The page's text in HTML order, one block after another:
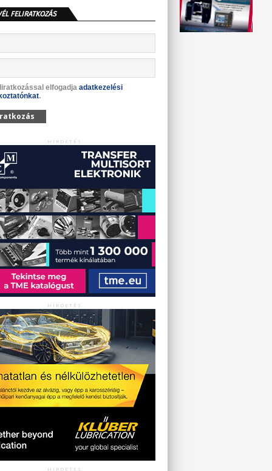
FELIRATKOZÁS
elfogadja adatkezelési
.
HIRDETÉS
HIRDETÉS
HIRDETÉS